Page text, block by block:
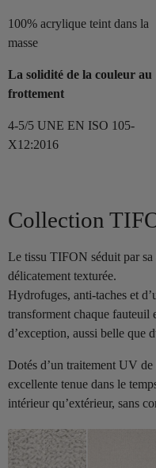
100% acrylique teint dans la
masse
La solidité de la couleur au
frottement
4-5/5 UNE EN ISO 105-
X12:2016
Collection
Le tissu TIFON séduit par sa
délicatement texturée.
Hydrofuges, anti-taches et
transforment chaque
d’exception, aussi belle que
Dotés d’un traitement UV
excellente tenue dans le
intérieur qu’extérieur, sans